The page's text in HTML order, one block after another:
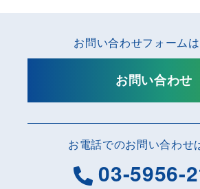
お電話でのお問い合わせ
03-5956-
お問い合わせフォーム
お問い合わせ